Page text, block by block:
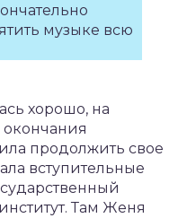
музыке всю
хорошо, на
продолжить свое
вступительные
Там Женя